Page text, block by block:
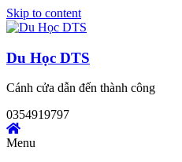
Skip to content
Du Học DTS
Cánh cửa dẫn đến thành công
0354919797
Menu